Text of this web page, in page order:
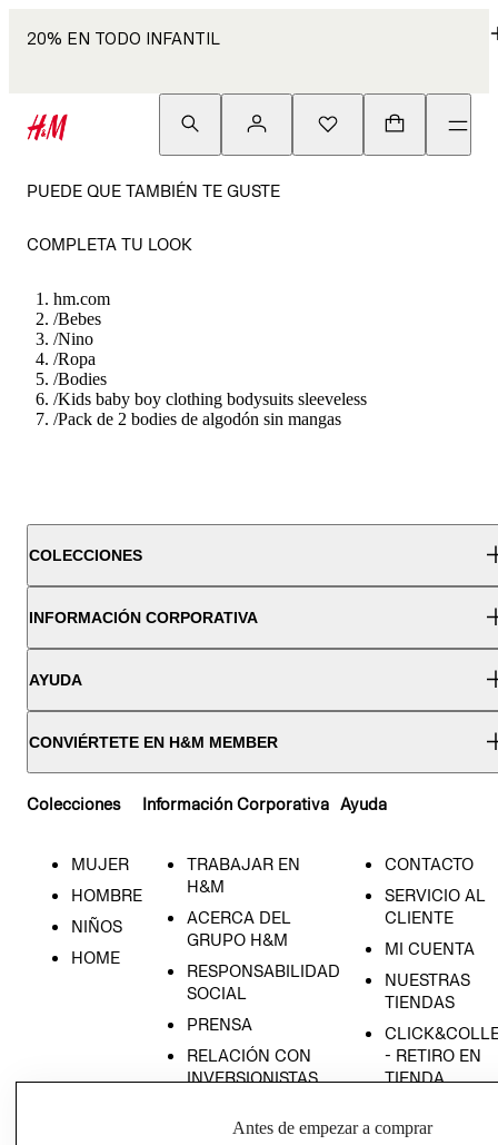
20% EN TODO INFANTIL
PUEDE QUE TAMBIÉN TE GUSTE
COMPLETA TU LOOK
hm.com
/Bebes
/Nino
/Ropa
/Bodies
/Kids baby boy clothing bodysuits sleeveless
/Pack de 2 bodies de algodón sin mangas
COLECCIONES
INFORMACIÓN CORPORATIVA
AYUDA
CONVIÉRTETE EN H&M MEMBER
Colecciones
MUJER
HOMBRE
NIÑOS
HOME
Información Corporativa
TRABAJAR EN
H&M
ACERCA DEL
GRUPO H&M
RESPONSABILIDAD
SOCIAL
PRENSA
RELACIÓN CON
INVERSIONISTAS
EMPRESARIAL
Ayuda
CONTACTO
SERVICIO AL
CLIENTE
MI CUENTA
NUESTRAS
TIENDAS
- RETIRO EN
TIENDA
CONDICIONES
Antes de empezar a comprar